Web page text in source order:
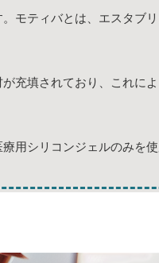
モティバとは、エスタブ
充填されており、これに
用シリコンジェルのみを